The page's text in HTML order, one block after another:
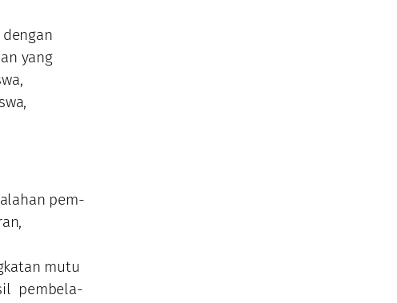
yang
pem-
mutu
pembela-